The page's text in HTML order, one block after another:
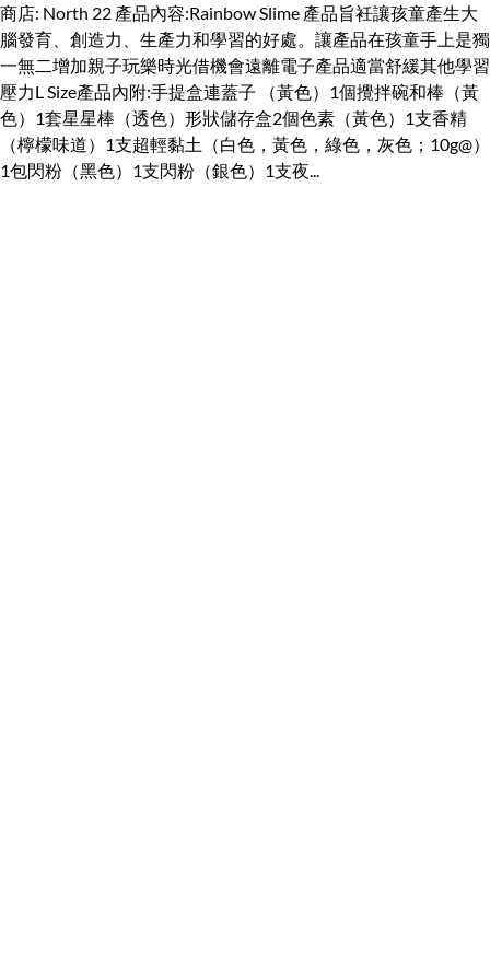
商店: North 22 產品內容:Rainbow Slime 產品旨衽讓孩童產生大
腦發育、創造力、生產力和學習的好處。讓產品在孩童手上是獨
一無二增加親子玩樂時光借機會遠離電子產品適當舒緩其他學習
壓力L Size產品內附:手提盒連蓋子 （黃色）1個攪拌碗和棒（黃
色）1套星星棒（透色）形狀儲存盒2個色素（黃色）1支香精
（檸檬味道）1支超輕黏土（白色，黃色，綠色，灰色；10g@）
1包閃粉（黑色）1支閃粉（銀色）1支夜...